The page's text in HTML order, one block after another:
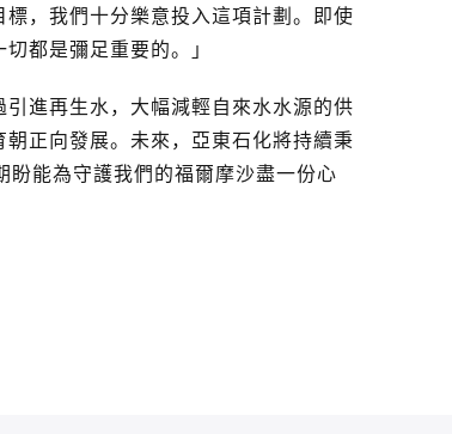
，我們十分樂意投入這項計劃。即使
都是彌足重要的。」
進再生水，大幅減輕自來水水源的供
正向發展。未來，亞東石化將持續秉
能為守護我們的福爾摩沙盡一份心